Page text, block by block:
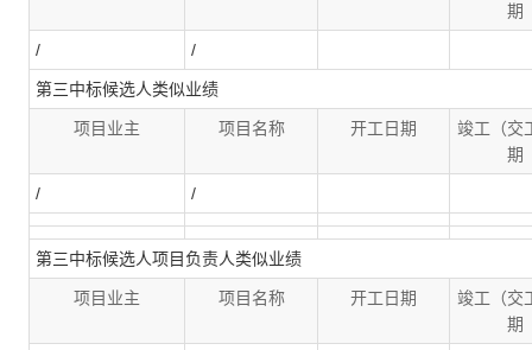
期
/ /
第三中标候选人类似业绩
项目业主 项目名称 开工日期
竣工（交
期
/ /
第三中标候选人项目负责人类似业绩
项目业主 项目名称 开工日期
竣工（交
期